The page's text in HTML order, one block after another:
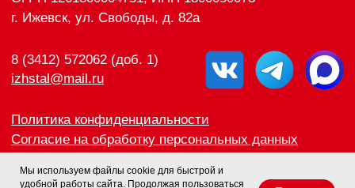
Мы используем файлы cookie для быстрой и
удобной работы сайта. Продолжая пользоваться